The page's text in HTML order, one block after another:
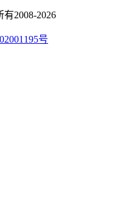
2008-2026
号